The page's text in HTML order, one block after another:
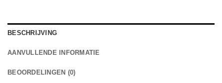
BESCHRIJVING
AANVULLENDE INFORMATIE
BEOORDELINGEN (0)